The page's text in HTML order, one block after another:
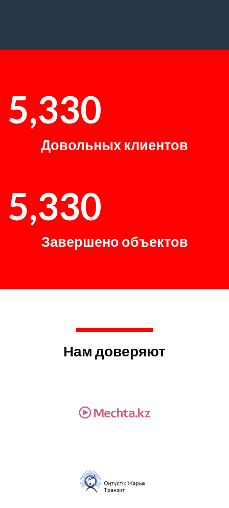
5,332
Довольных клиентов
5,332
Завершено объектов
Нам доверяют